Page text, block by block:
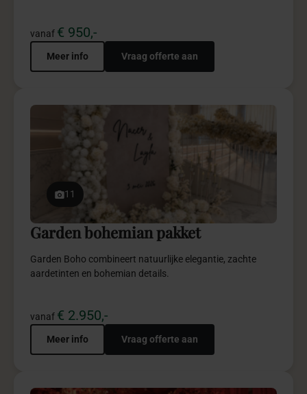
vanaf € 950,-
Meer info Vraag offerte aan
11
Garden bohemian pakket
Garden Boho combineert natuurlijke elegantie, zachte
aardetinten en bohemian details.
vanaf € 2.950,-
Meer info Vraag offerte aan